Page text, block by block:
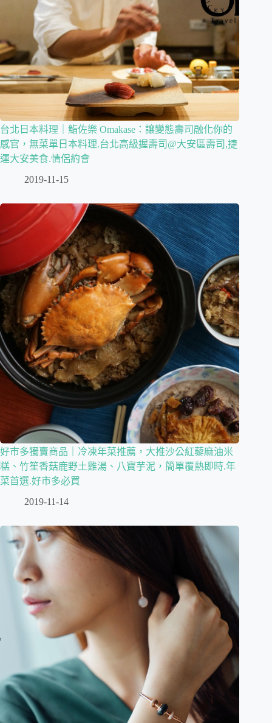
台北日本料理｜鮨佐樂 Omakase：讓變態壽司融化你的
感官，無菜單日本料理.台北高級握壽司@大安區壽司,捷
運大安美食.情侶約會
2019-11-15
好市多獨賣商品｜冷凍年菜推薦，大推沙公紅藜麻油米
糕、竹笙香菇鹿野土雞湯、八寶芋泥，簡單覆熱即時.年
菜首選.好市多必買
2019-11-14